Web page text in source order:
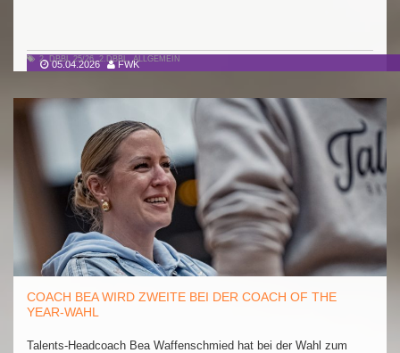
05.04.2026 FWK
2. DBBL 25/26,2.DBBL,ALLGEMEIN
COACH BEA WIRD ZWEITE BEI DER COACH OF THE
YEAR-WAHL
Talents-Headcoach Bea Waffenschmied hat bei der Wahl zum